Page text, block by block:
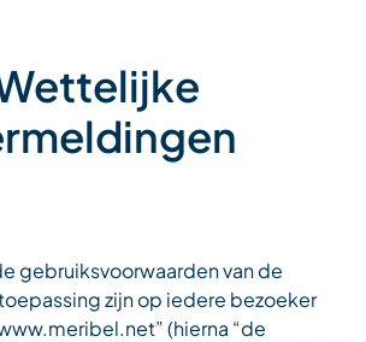
gebruiksvoorwaarden van de
zijn op iedere bezoeker
(hierna “de